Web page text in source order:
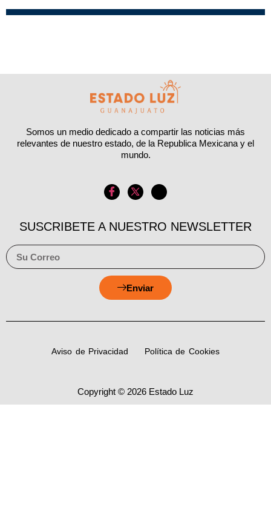
Somos un medio dedicado a compartir las noticias más
relevantes de nuestro estado, de la Republica Mexicana y el
mundo.
SUSCRIBETE A NUESTRO NEWSLETTER
Enviar
Copyright © 2026 Estado Luz
Aviso de Privacidad Política de Cookies